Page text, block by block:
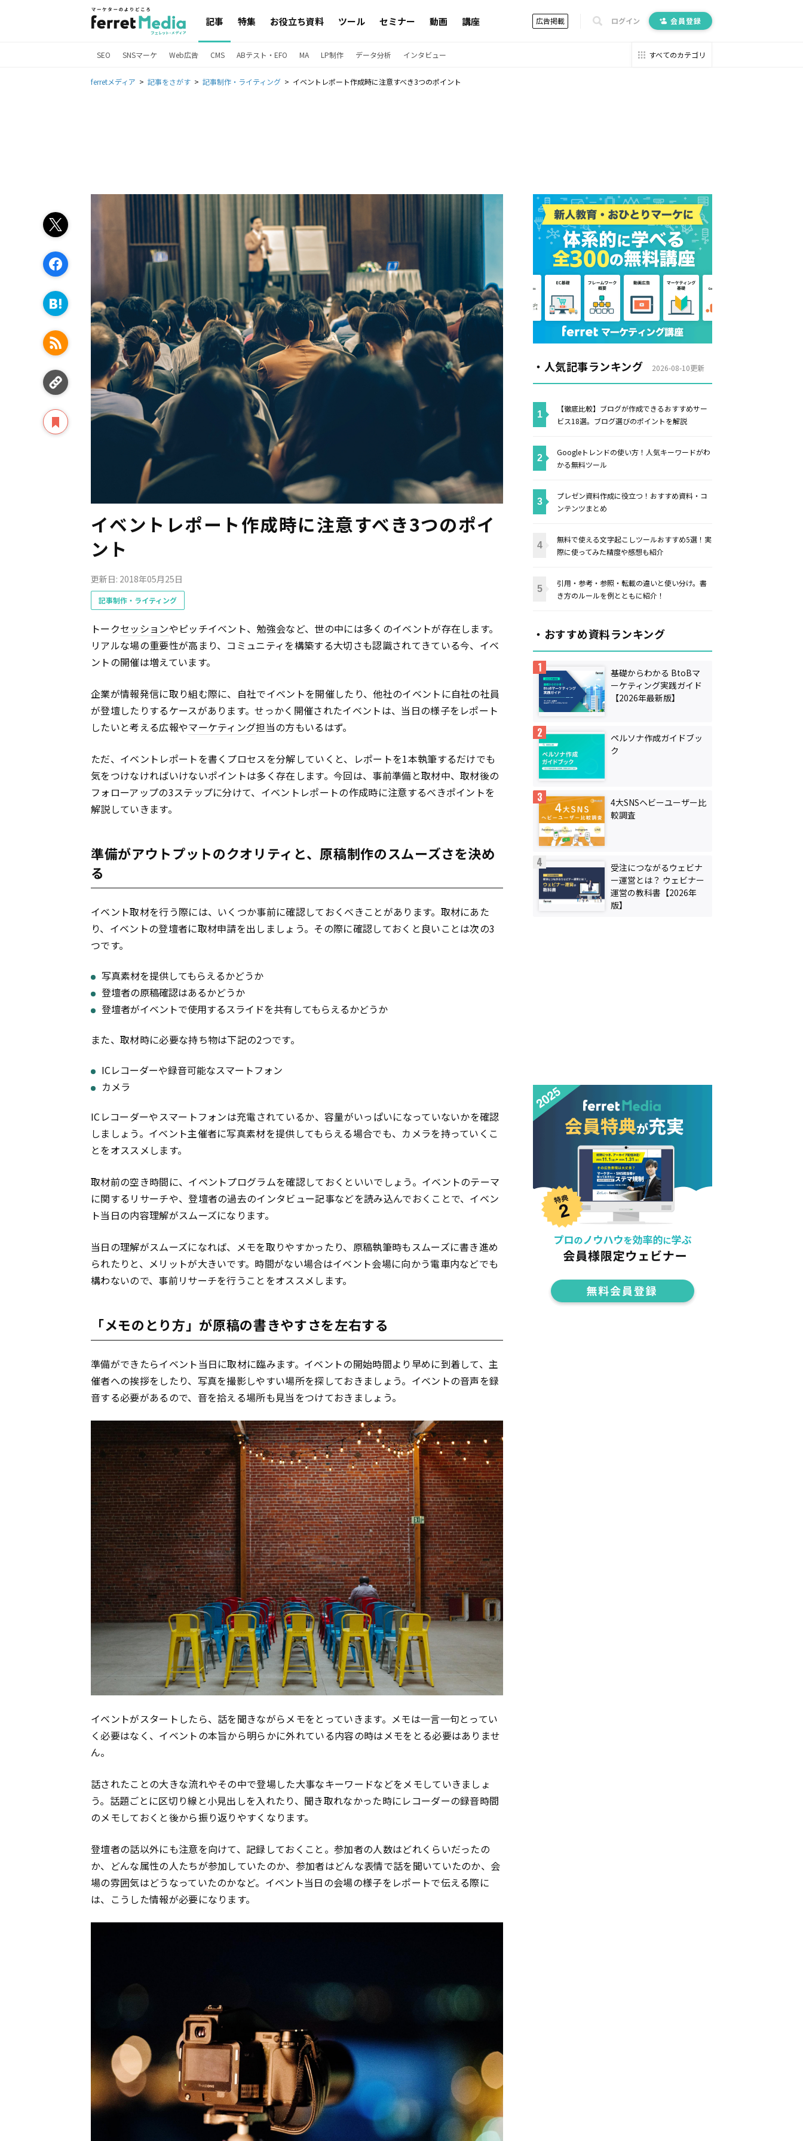
記事 特集 お役立ち資料 ツール セミナー 動画 講座 広告掲載 ログイン 会員登録
SEO SNSマーケ Web広告 CMS ABテスト・EFO MA LP制作 データ分析 インタビュー すべてのカテゴリ
ferretメディア 記事をさがす 記事制作・ライティング イベントレポート作成時に注意すべき3つのポイント
イベントレポート作成時に注意すべき3つのポイ
ント
更新日: 2018年05月25日
記事制作・ライティング
トークセッションやピッチイベント、勉強会など、世の中には多くのイベントが存在します。
リアルな場の重要性が高まり、コミュニティを構築する大切さも認識されてきている今、イベ
ントの開催は増えています。
企業が情報発信に取り組む際に、自社でイベントを開催したり、他社のイベントに自社の社員
が登壇したりするケースがあります。せっかく開催されたイベントは、当日の様子をレポート
したいと考える広報やマーケティング担当の方もいるはず。
ただ、イベントレポートを書くプロセスを分解していくと、レポートを1本執筆するだけでも
気をつけなければいけないポイントは多く存在します。今回は、事前準備と取材中、取材後の
フォローアップの3ステップに分けて、イベントレポートの作成時に注意するべきポイントを
解説していきます。
準備がアウトプットのクオリティと、原稿制作のスムーズさを決め
る
イベント取材を行う際には、いくつか事前に確認しておくべきことがあります。取材にあた
り、イベントの登壇者に取材申請を出しましょう。その際に確認しておくと良いことは次の3
つです。
写真素材を提供してもらえるかどうか
登壇者の原稿確認はあるかどうか
登壇者がイベントで使用するスライドを共有してもらえるかどうか
また、取材時に必要な持ち物は下記の2つです。
ICレコーダーや録音可能なスマートフォン
カメラ
ICレコーダーやスマートフォンは充電されているか、容量がいっぱいになっていないかを確認
しましょう。イベント主催者に写真素材を提供してもらえる場合でも、カメラを持っていくこ
とをオススメします。
取材前の空き時間に、イベントプログラムを確認しておくといいでしょう。イベントのテーマ
に関するリサーチや、登壇者の過去のインタビュー記事などを読み込んでおくことで、イベン
ト当日の内容理解がスムーズになります。
当日の理解がスムーズになれば、メモを取りやすかったり、原稿執筆時もスムーズに書き進め
られたりと、メリットが大きいです。時間がない場合はイベント会場に向かう電車内などでも
構わないので、事前リサーチを行うことをオススメします。
「メモのとり方」が原稿の書きやすさを左右する
準備ができたらイベント当日に取材に臨みます。イベントの開始時間より早めに到着して、主
催者への挨拶をしたり、写真を撮影しやすい場所を探しておきましょう。イベントの音声を録
音する必要があるので、音を拾える場所も見当をつけておきましょう。
イベントがスタートしたら、話を聞きながらメモをとっていきます。メモは一言一句とってい
く必要はなく、イベントの本旨から明らかに外れている内容の時はメモをとる必要はありませ
ん。
話されたことの大きな流れやその中で登場した大事なキーワードなどをメモしていきましょ
う。話題ごとに区切り線と小見出しを入れたり、聞き取れなかった時にレコーダーの録音時間
のメモしておくと後から振り返りやすくなります。
登壇者の話以外にも注意を向けて、記録しておくこと。参加者の人数はどれくらいだったの
か、どんな属性の人たちが参加していたのか、参加者はどんな表情で話を聞いていたのか、会
場の雰囲気はどうなっていたのかなど。イベント当日の会場の様子をレポートで伝える際に
は、こうした情報が必要になります。
・人気記事ランキング 2026-08-10更新
【徹底比較】ブログが作成できるおすすめサー
ビス18選。ブログ選びのポイントを解説
Googleトレンドの使い方！人気キーワードがわ
かる無料ツール
プレゼン資料作成に役立つ！おすすめ資料・コ
ンテンツまとめ
無料で使える文字起こしツールおすすめ5選！実
際に使ってみた精度や感想も紹介
引用・参考・参照・転載の違いと使い分け。書
き方のルールを例とともに紹介！
・おすすめ資料ランキング
基礎からわかる BtoBマ
ーケティング実践ガイド
【2026年最新版】
ペルソナ作成ガイドブッ
ク
4大SNSヘビーユーザー比
較調査
受注につながるウェビナ
ー運営とは？ ウェビナー
運営の教科書【2026年
版】